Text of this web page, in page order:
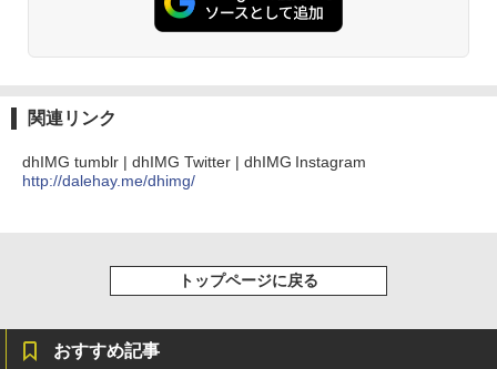
関連リンク
dhIMG tumblr | dhIMG Twitter | dhIMG Instagram
http://dalehay.me/dhimg/
トップページに戻る
おすすめ記事